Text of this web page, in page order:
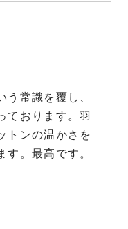
う常識を覆し、
ております。羽
トンの温かさを
す。最高です。